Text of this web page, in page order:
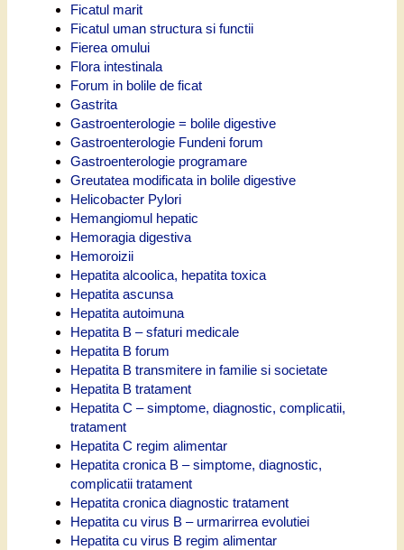
Ficatul marit
Ficatul uman structura si functii
Fierea omului
Flora intestinala
Forum in bolile de ficat
Gastrita
Gastroenterologie = bolile digestive
Gastroenterologie Fundeni forum
Gastroenterologie programare
Greutatea modificata in bolile digestive
Helicobacter Pylori
Hemangiomul hepatic
Hemoragia digestiva
Hemoroizii
Hepatita alcoolica, hepatita toxica
Hepatita ascunsa
Hepatita autoimuna
Hepatita B – sfaturi medicale
Hepatita B forum
Hepatita B transmitere in familie si societate
Hepatita B tratament
Hepatita C – simptome, diagnostic, complicatii,
tratament
Hepatita C regim alimentar
Hepatita cronica B – simptome, diagnostic,
complicatii tratament
Hepatita cronica diagnostic tratament
Hepatita cu virus B – urmarirrea evolutiei
Hepatita cu virus B regim alimentar